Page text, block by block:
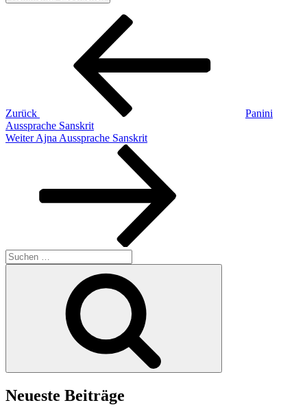
Beitragsnavigation
Zurück
Panini
Aussprache Sanskrit
Nächster
Weiter Ajna Aussprache Sanskrit
Suchen
nach:
Neueste Beiträge